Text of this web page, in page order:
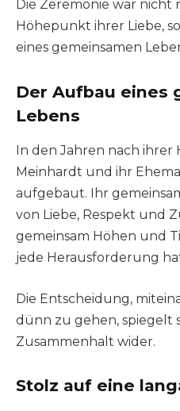
Die Zeremonie war nicht
Höhepunkt ihrer Liebe,
eines gemeinsamen
Der Aufbau eines
Lebens
In den Jahren nach ihrer
Meinhardt und ihr
aufgebaut. Ihr
von Liebe, Respekt und
gemeinsam Höhen und
jede Herausforderung
Die Entscheidung,
dünn zu gehen, spiegelt
Zusammenhalt wider.
Stolz auf eine